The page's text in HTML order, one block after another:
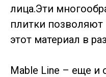
лица.Эти
плитки
этот материал в
Mable Linе – еще и